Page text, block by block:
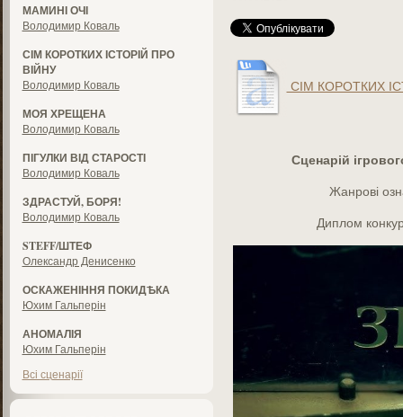
МАМИНІ ОЧІ
Володимир Коваль
СІМ КОРОТКИХ ІСТОРІЙ ПРО
ВІЙНУ
Володимир Коваль
МОЯ ХРЕЩЕНА
Володимир Коваль
ПІГУЛКИ ВІД СТАРОСТІ
Володимир Коваль
ЗДРАСТУЙ, БОРЯ!
Володимир Коваль
STEFF/ШТЕФ
Олександр Денисенко
ОСКАЖЕНІННЯ ПОКИДѢКА
Юхим Гальперін
АНОМАЛІЯ
Юхим Гальперін
Всі сценарії
СІМ КОРОТКИХ
Сценарій
Жанрові
Диплом